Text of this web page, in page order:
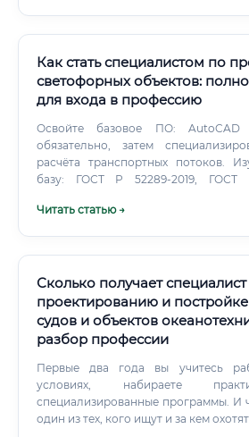
Как стать специалистом по
светофорных объектов:
для входа в профессию
Освойте базовое ПО:
обязательно, затем
расчёта транспортных потоков.
базу: ГОСТ Р 52289-2019, ГОСТ
Читать статью →
Сколько получает
проектированию и
судов и объектов
разбор профессии
Первые два года вы учитесь
условиях, набираете
специализированные программы. И
один из тех, кого ищут и за кем